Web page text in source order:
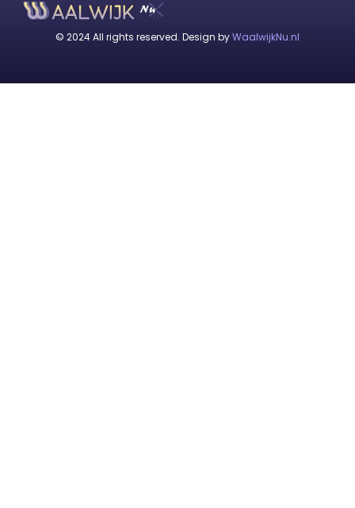
© 2024 All rights reserved. Design byWaalwijkNu.nl